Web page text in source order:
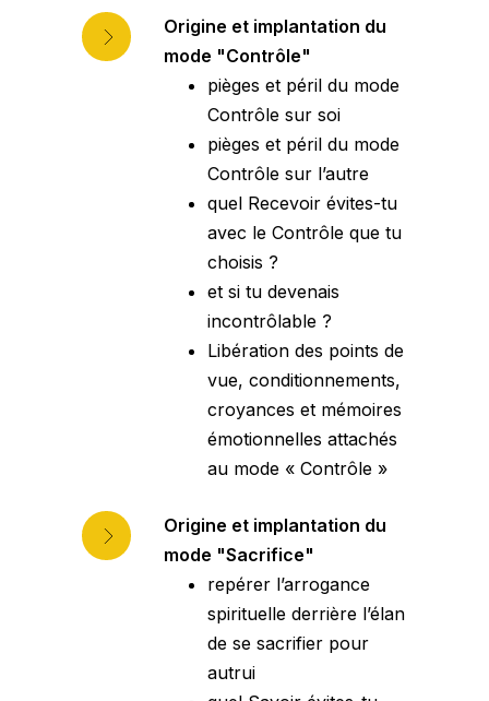
Origine et implantation du
mode "Contrôle"
pièges et péril du mode
Contrôle sur soi
pièges et péril du mode
Contrôle sur l’autre
quel Recevoir évites-tu
avec le Contrôle que tu
choisis ?
et si tu devenais
incontrôlable ?
Libération des points de
vue, conditionnements,
croyances et mémoires
émotionnelles attachés
au mode « Contrôle »
Origine et implantation du
mode "Sacrifice"
repérer l’arrogance
spirituelle derrière l’élan
de se sacrifier pour
autrui